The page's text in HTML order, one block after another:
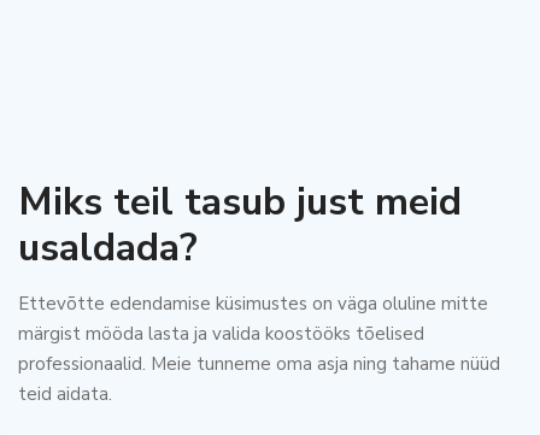
Miks teil tasub just meid
usaldada?
Ettevõtte edendamise küsimustes on väga oluline mitte
märgist mööda lasta ja valida koostööks tõelised
professionaalid. Мeie tunneme oma asja ning tahame nüüd
teid aidata.